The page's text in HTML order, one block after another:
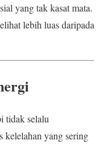
yang tak kasat mata.
lebih luas daripada
tidak selalu
kelelahan yang sering